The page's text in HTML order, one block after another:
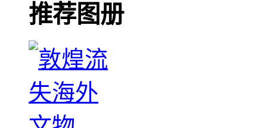
推荐图册